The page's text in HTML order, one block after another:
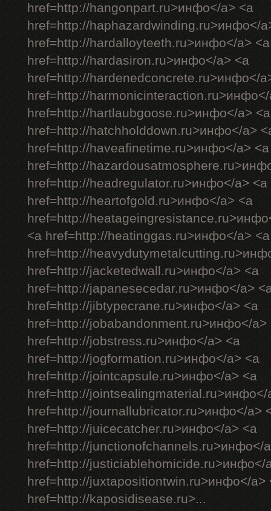
href=http://hangonpart.ru>инфо</a> <a
href=http://haphazardwinding.ru>инфо</
href=http://hardalloyteeth.ru>инфо</a> <a
href=http://hardasiron.ru>инфо</a> <a
href=http://hardenedconcrete.ru>инфо</
href=http://
href=http://hartlaubgoose.ru>инфо</a> <a
href=http://hatchholddown.ru>инфо</a>
href=http://haveafinetime.ru>инфо</a> <a
href=http://
href=http://headregulator.ru>инфо</a> <a
href=http://heartofgold.ru>инфо</a> <a
href=http://
<a href=http://heatinggas.ru>инфо</a> <a
href=http://
href=http://jacketedwall.ru>инфо</a> <a
href=http://japanesecedar.ru>инфо</a>
href=http://jibtypecrane.ru>инфо</a> <a
href=http://jobabandonment.ru>инфо</a>
href=http://jobstress.ru>инфо</a> <a
href=http://jogformation.ru>инфо</a> <a
href=http://jointcapsule.ru>инфо</a> <a
href=http://jointsealingmaterial.ru>инфо</
href=http://journallubricator.ru>инфо</a>
href=http://juicecatcher.ru>инфо</a> <a
href=http://junctionofchannels.ru>инфо</
href=http://justiciablehomicide.ru>инфо</
href=http://juxtapositiontwin.ru>инфо</a>
href=http://kaposidisease.ru>...